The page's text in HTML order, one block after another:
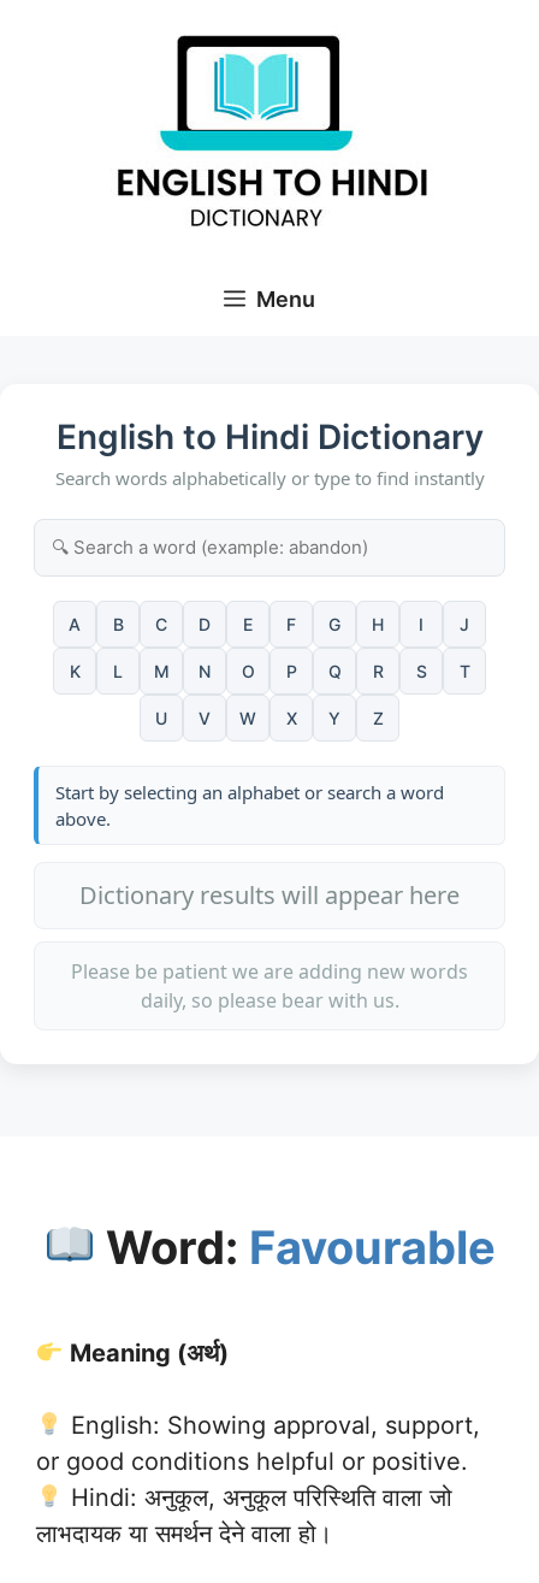
Menu
English to Hindi Dictionary
Search words alphabetically or type to find instantly
A B C D E F G H I J
K L M N O P Q R S T
U V W X Y Z
Start by selecting an alphabet or search a word
above.
Dictionary results will appear here
Please be patient we are adding new words
daily, so please bear with us.
Word: Favourable
Meaning (अर्थ)
English: Showing approval, support,
or good conditions helpful or positive.
Hindi: अनुकूल, अनुकूल परिस्थिति वाला जो
लाभदायक या समर्थन देने वाला हो।